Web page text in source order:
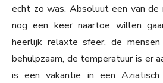
echt zo was. Absoluut een van de
nog een keer naartoe willen
heerlijk relaxte sfeer, de
behulpzaam, de temperatuur is er
is een vakantie in een